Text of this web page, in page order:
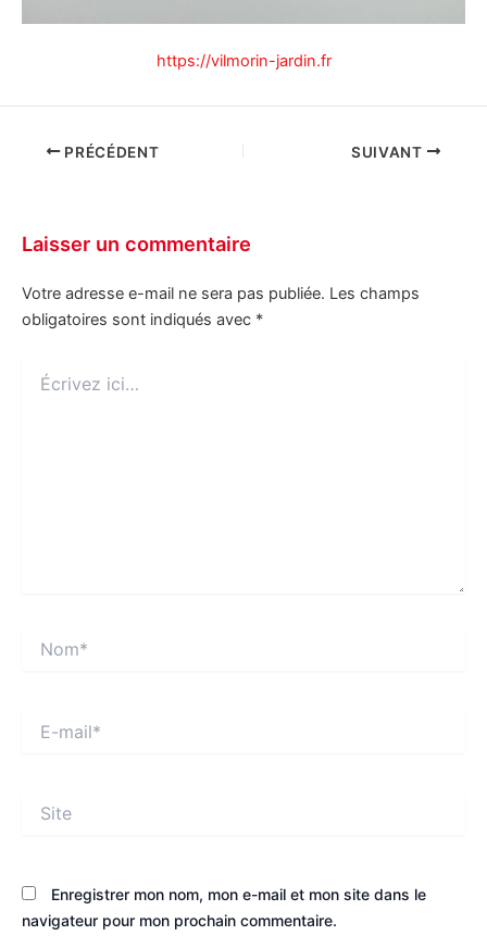
https://vilmorin-jardin.fr
PRÉCÉDENT SUIVANT
Laisser un commentaire
Votre adresse e-mail ne sera pas publiée. Les champs
obligatoires sont indiqués avec *
ici…
mail*
Enregistrer mon nom, mon e-mail et mon site dans le
navigateur pour mon prochain commentaire.